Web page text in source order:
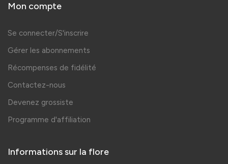
Mon compte
Se connecter/S'inscrire
Gérer les abonnements
Récompenses de fidélité
Contactez-nous
Devenez grossiste
Programme d'affiliation
Informations sur la flore